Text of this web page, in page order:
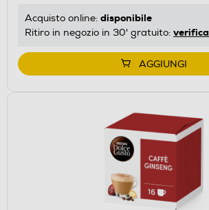
Acquisto online: disponibile
Ritiro in negozio in 30' gratuito: verifica
AGGIUNGI